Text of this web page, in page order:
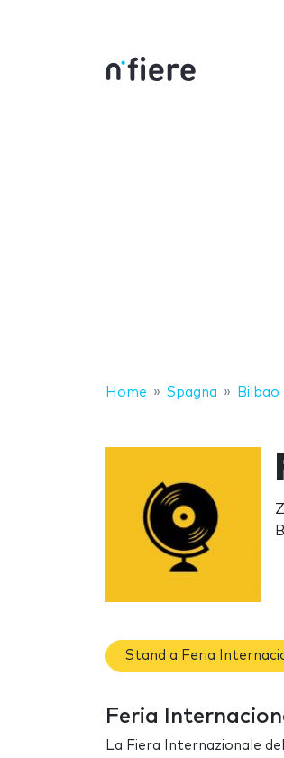
Home Spagna Bilbao
Stand a Feria
Feria
La Fiera Internazionale